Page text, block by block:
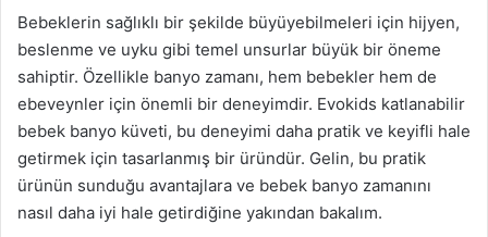
Bebeklerin sağlıklı bir şekilde büyüyebilmeleri için hijyen,
beslenme ve uyku gibi temel unsurlar büyük bir öneme
sahiptir. Özellikle banyo zamanı, hem bebekler hem de
ebeveynler için önemli bir deneyimdir. Evokids katlanabilir
bebek banyo küveti, bu deneyimi daha pratik ve keyifli hale
getirmek için tasarlanmış bir üründür. Gelin, bu pratik
ürünün sunduğu avantajlara ve bebek banyo zamanını
nasıl daha iyi hale getirdiğine yakından bakalım.